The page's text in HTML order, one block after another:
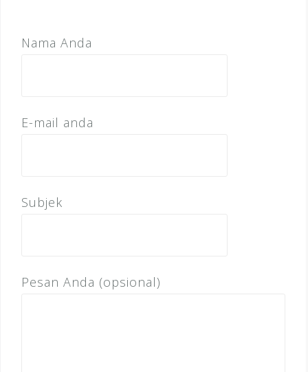
Nama Anda
E-mail anda
Subjek
Pesan Anda (opsional)